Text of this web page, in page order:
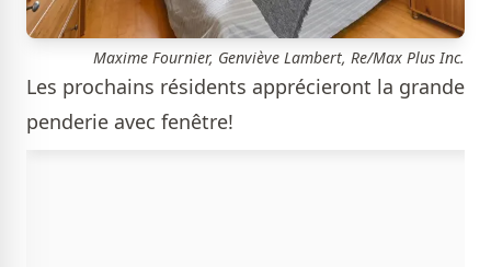
Maxime Fournier, Genviève Lambert, Re/Max Plus Inc.
Les prochains résidents apprécieront la grande
penderie avec fenêtre!